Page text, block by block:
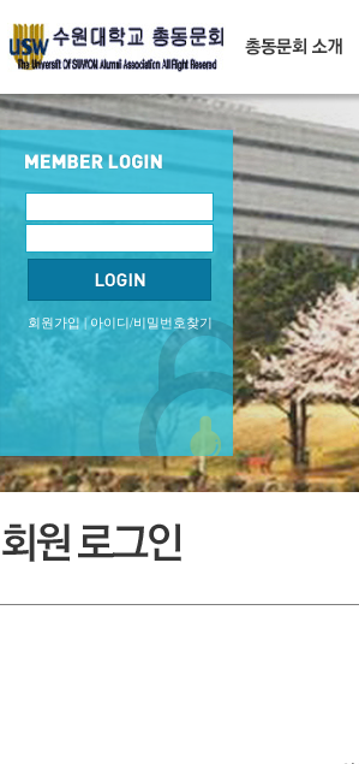
회원가입| 아이디/비밀번호찾기